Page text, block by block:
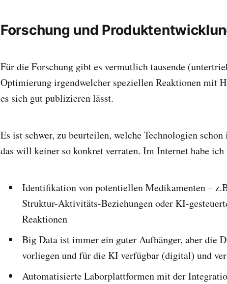
Forschung und
Für die Forschung gibt es vermutlich tausende
Optimierung irgendwelcher speziellen Reaktionen mit
es sich gut publizieren lässt.
Es ist schwer, zu beurteilen, welche Technologien
das will keiner so konkret verraten. Im Internet habe ich
Identifikation von potentiellen Medikamenten –
Struktur-Aktivitäts-Beziehungen oder KI-
Reaktionen
Big Data ist immer ein guter Aufhänger, aber die
vorliegen und für die KI verfügbar (digital) und
Automatisierte Laborplattformen mit der